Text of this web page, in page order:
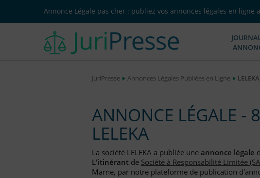
Annonce Légale pas cher : publiez vos annonces légales en ligne
JuriPresse Annonces Légales Publiées en Ligne
ANNONCE LÉGALE -
LELEKA
La société LELEKA a publiée une annonce légale
L'itinérant de Société à Responsabilité Limitée
Marne, par notre plateforme de publication